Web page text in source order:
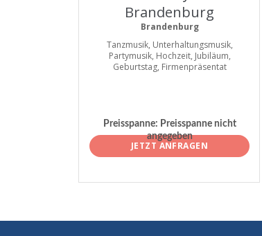
Brandenburg
Brandenburg
Tanzmusik, Unterhaltungsmusik,
Partymusik, Hochzeit, Jubiläum,
Geburtstag, Firmenpräsentat
Preisspanne: Preisspanne nicht
angegeben
JETZT ANFRAGEN